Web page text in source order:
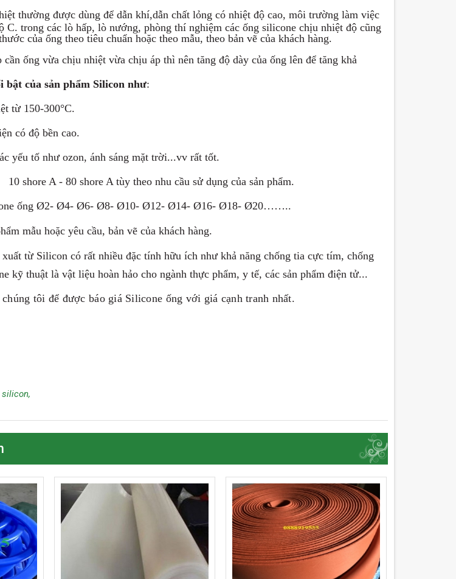
thường được dùng để dẫn khí,dẫn chất lỏng có nhiệt độ cao, môi trường làm việc
C. trong các lò hấp, lò nướng, phòng thí nghiệm các ống silicone chịu nhiệt độ cũng
của ống theo tiêu chuẩn hoặc theo mẫu, theo bản vẽ của khách hàng.
vừa chịu nhiệt vừa chịu áp thì nên tăng độ dày của ống lên để tăng khả
bật của sản phẩm Silicon như:
từ 150-300°C.
có độ bền cao.
yếu tố như ozon, ánh sáng mặt trời...vv rất tốt.
shore A - 80 shore A tùy theo nhu cầu sử dụng của sản phẩm.
ống Ø2- Ø4- Ø6- Ø8­- Ø10- Ø12­- Ø14­- Ø16- Ø18- Ø20……..
mẫu hoặc yêu cầu, bản vẽ của khách hàng.
xuất từ Silicon có rất nhiều đặc tính hữu ích như khả năng chống tia cực tím, chống
kỹ thuật là vật liệu hoàn hảo cho ngành thực phẩm, y tế, các sản phẩm điện tử...
tôi để được báo giá Silicone ống với giá cạnh tranh nhất.
silicon,